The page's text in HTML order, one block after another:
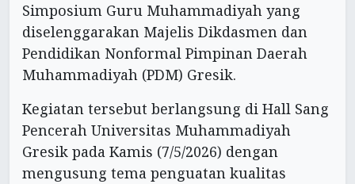
Simposium Guru Muhammadiyah yang
diselenggarakan Majelis Dikdasmen dan
Pendidikan Nonformal Pimpinan Daerah
Muhammadiyah (PDM) Gresik.
Kegiatan tersebut berlangsung di Hall Sang
Pencerah Universitas Muhammadiyah
Gresik pada Kamis (7/5/2026) dengan
mengusung tema penguatan kualitas